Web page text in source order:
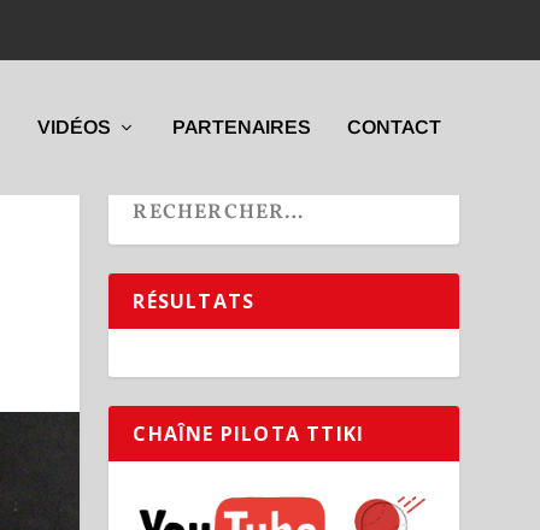
VIDÉOS PARTENAIRES CONTACT
RÉSULTATS
CHAÎNE PILOTA TTIKI